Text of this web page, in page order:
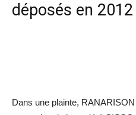
déposés en 2012
Dans une plainte,